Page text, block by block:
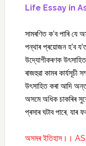
Life Essay in
সামৰণিত ক’ব পাৰি যে
পন্থাৰ প্ৰয়োজন হ’ব
উদ্যোগীকৰণক উৎসাহিত
ৰাজহুৱা কামৰ
উৎসাহিত কৰা আদি
অসমে অধিক চাকৰিৰ
প্ৰসাৰ ঘটাব পাৰে, যাৰ
অসমৰ ইতিহাস।।